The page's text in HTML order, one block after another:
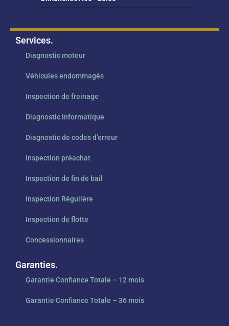
Services.
Diagnostic moteur
Véhicules endommagés
Inspection de freinage
Diagnostic informatique
Diagnostic de codes d’erreur
Inspection préachat
Inspection de fin de bail
Inspection Régulière
Inspection de flotte
Concessionnaires
Garanties.
Garantie Confiance Totale – 12 mois
Garantie Confiance Totale – 36 mois